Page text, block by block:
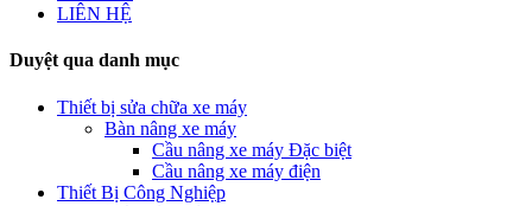
LIÊN HỆ
Duyệt qua danh mục
Thiết bị sửa chữa xe máy
Bàn nâng xe máy
Cầu nâng xe máy Đặc biệt
Cầu nâng xe máy điện
Thiết Bị Công Nghiệp